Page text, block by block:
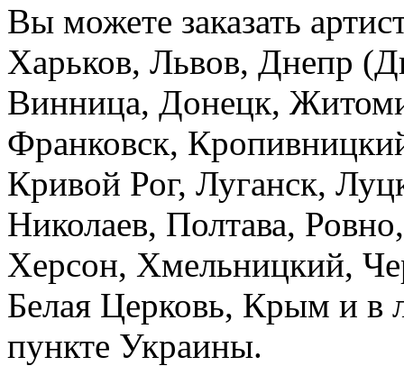
Вы можете заказать
Харьков, Львов, Днепр
Винница, Донецк,
Франковск,
Кривой Рог, Луганск,
Николаев, Полтава,
Херсон, Хмельницкий,
Белая Церковь, Крым и в
пункте Украины.